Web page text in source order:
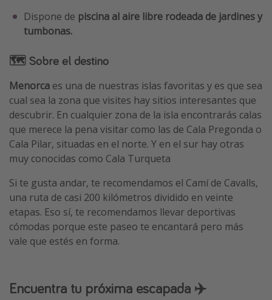
Dispone de piscina al aire libre rodeada de jardines y
tumbonas.
🗺 Sobre el destino
Menorca es una de nuestras islas favoritas y es que sea
cual sea la zona que visites hay sitios interesantes que
descubrir. En cualquier zona de la isla encontrarás calas
que merece la pena visitar como las de Cala Pregonda o
Cala Pilar, situadas en el norte. Y en el sur hay otras
muy conocidas como Cala Turqueta
Si te gusta andar, te recomendamos el Camí de Cavalls,
una ruta de casi 200 kilómetros dividido en veinte
etapas. Eso sí, te recomendamos llevar deportivas
cómodas porque este paseo te encantará pero más
vale que estés en forma.
Encuentra tu próxima escapada ✈️